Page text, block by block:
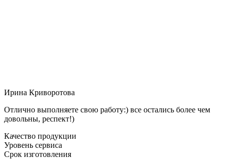
Ирина Криворотова
Отлично выполняете свою работу:) все остались более чем
довольны, респект!)
Качество продукции
Уровень сервиса
Срок изготовления